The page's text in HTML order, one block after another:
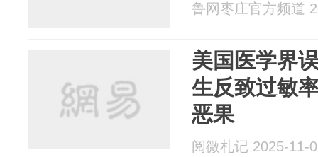
鲁网枣庄官方频道
美国医学界
生反致过敏
恶果
阅微札记 2025-11-